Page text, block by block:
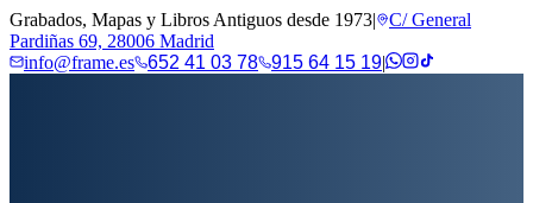
Grabados, Mapas y Libros Antiguos desde 1973|
C/ General
Pardiñas 69, 28006 Madrid
info@frame.es
652 41 03 78 915 64 15 19|